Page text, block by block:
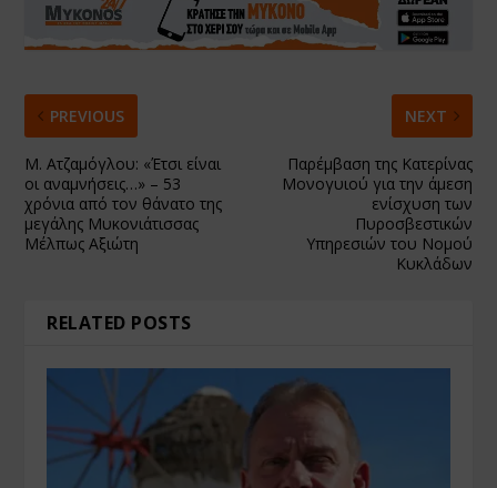
PREVIOUS
Μ. Ατζαμόγλου: «Έτσι είναι
οι αναμνήσεις…» – 53
χρόνια από τον θάνατο της
μεγάλης Μυκονιάτισσας
Μέλπως Αξιώτη
NEXT
Παρέμβαση της Κατερίνας
Μονογυιού για την άμεση
ενίσχυση των
Πυροσβεστικών
Υπηρεσιών του Νομού
Κυκλάδων
RELATED POSTS